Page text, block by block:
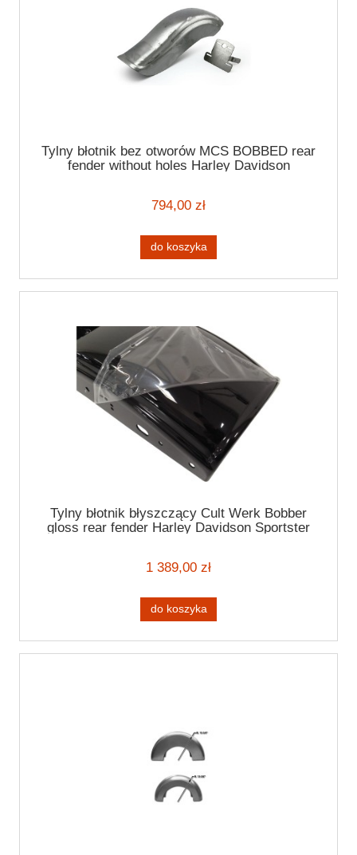
Tylny błotnik bez otworów MCS BOBBED rear
fender without holes Harley Davidson
794,00 zł
do koszyka
Tylny błotnik błyszczący Cult Werk Bobber
gloss rear fender Harley Davidson Sportster
1 389,00 zł
do koszyka